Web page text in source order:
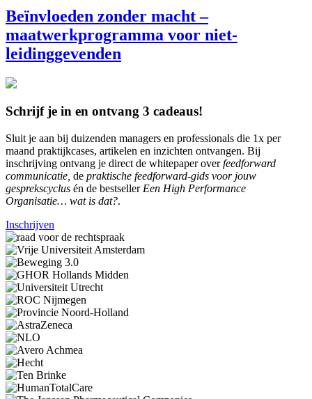
Beïnvloeden zonder macht –
maatwerkprogramma voor niet-
leidinggevenden
Schrijf je in en ontvang 3 cadeaus!
Sluit je aan bij duizenden managers en professionals die 1x per
maand praktijkcases, artikelen en inzichten ontvangen. Bij
inschrijving ontvang je direct de whitepaper overfeedforward
communicatie, de praktische feedforward-gids voor jouw
gesprekscyclus én de bestseller Een High Performance
Organisatie… wat is dat?.
Inschrijven